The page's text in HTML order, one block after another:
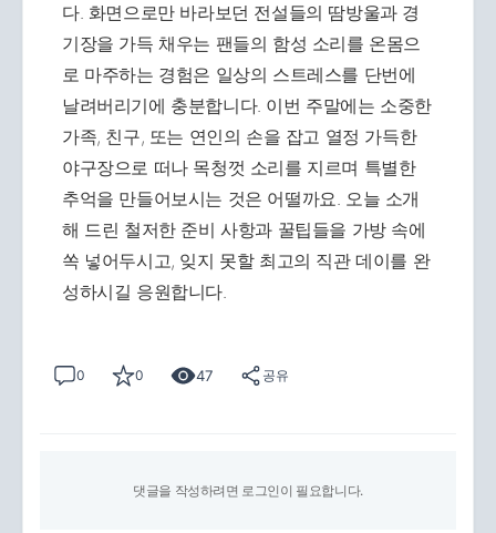
다. 화면으로만 바라보던 전설들의 땀방울과 경
기장을 가득 채우는 팬들의 함성 소리를 온몸으
로 마주하는 경험은 일상의 스트레스를 단번에
날려버리기에 충분합니다. 이번 주말에는 소중한
가족, 친구, 또는 연인의 손을 잡고 열정 가득한
야구장으로 떠나 목청껏 소리를 지르며 특별한
추억을 만들어보시는 것은 어떨까요. 오늘 소개
해 드린 철저한 준비 사항과 꿀팁들을 가방 속에
쏙 넣어두시고, 잊지 못할 최고의 직관 데이를 완
성하시길 응원합니다.
0 0 47 공유
댓글을 작성하려면 로그인이 필요합니다.